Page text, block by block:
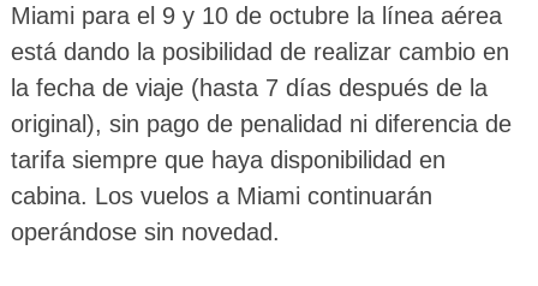
Miami para el 9 y 10 de octubre la línea aérea
está dando la posibilidad de realizar cambio en
la fecha de viaje (hasta 7 días después de la
original), sin pago de penalidad ni diferencia de
tarifa siempre que haya disponibilidad en
cabina. Los vuelos a Miami continuarán
operándose sin novedad.